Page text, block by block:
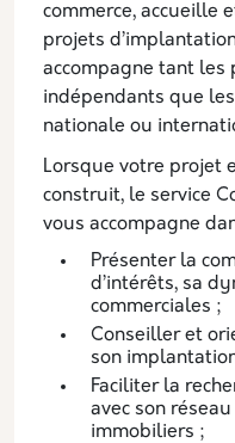
commerce, accueille
projets
accompagne tant les
indépendants que
nationale ou
Lorsque votre projet
construit, le service
vous accompagne
Présenter la
d’intérêts, sa
commerciales ;
Conseiller et
son
Faciliter la
avec son
immobiliers ;